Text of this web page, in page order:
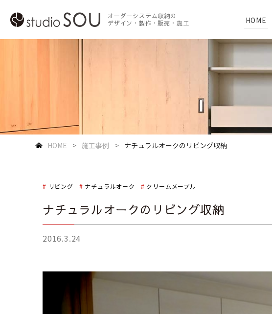
オーダーシステム収納の
デザイン・製作・販売・施工
HOME
HOME 施工事例 ナチュラルオークのリビング収納
リビング ナチュラルオーク クリームメープル
ナチュラルオークのリビング収納
2016.3.24